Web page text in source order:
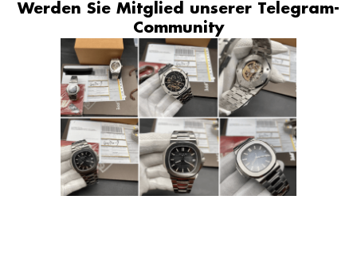
Werden Sie Mitglied unserer Telegram-
Community